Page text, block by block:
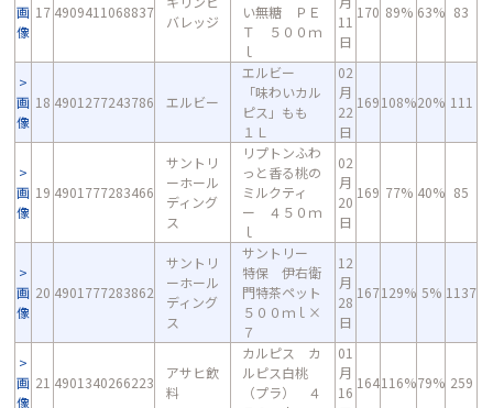
画
像
17 4909411068837
バレッジ
い無糖 ＰＥ
Ｔ ５００ｍ
ｌ
11
日
170 89% 63% 83
画
像
18 4901277243786 エルビー
エルビー
「味わいカル
ピス」もも
１Ｌ
02
月
22
日
169108%20% 111
画
像
19 4901777283466
サントリ
ーホール
ディング
ス
リプトンふわ
っと香る桃の
ミルクティ
ー ４５０ｍ
ｌ
02
月
20
日
169 77% 40% 85
画
像
20 4901777283862
サントリ
ーホール
ディング
ス
サントリー
特保 伊右衛
門特茶ペット
５００ｍｌ×
７
12
月
28
日
167129% 5% 1137
画
像
21 4901340266223
アサヒ飲
料
カルピス カ
ルピス白桃
（プラ） ４
01
月
16
164116%79% 259